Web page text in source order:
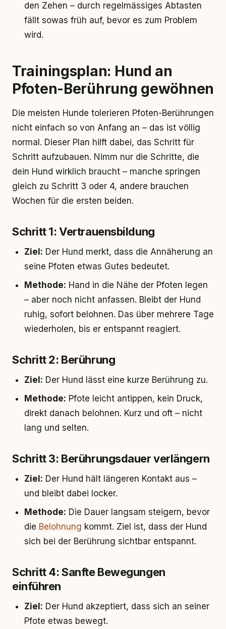
den Zehen – durch regelmässiges Abtasten
fällt sowas früh auf, bevor es zum Problem
wird.
Trainingsplan: Hund an
Pfoten-Berührung gewöhnen
Die meisten Hunde tolerieren Pfoten-Berührungen
nicht einfach so von Anfang an – das ist völlig
normal. Dieser Plan hilft dabei, das Schritt für
Schritt aufzubauen. Nimm nur die Schritte, die
dein Hund wirklich braucht – manche springen
gleich zu Schritt 3 oder 4, andere brauchen
Wochen für die ersten beiden.
Schritt 1: Vertrauensbildung
Ziel: Der Hund merkt, dass die Annäherung an
seine Pfoten etwas Gutes bedeutet.
Methode: Hand in die Nähe der Pfoten legen
– aber noch nicht anfassen. Bleibt der Hund
ruhig, sofort belohnen. Das über mehrere Tage
wiederholen, bis er entspannt reagiert.
Schritt 2: Berührung
Ziel: Der Hund lässt eine kurze Berührung zu.
Methode: Pfote leicht antippen, kein Druck,
direkt danach belohnen. Kurz und oft – nicht
lang und selten.
Schritt 3: Berührungsdauer verlängern
Ziel: Der Hund hält längeren Kontakt aus –
und bleibt dabei locker.
Methode: Die Dauer langsam steigern, bevor
die Belohnung kommt. Ziel ist, dass der Hund
sich bei der Berührung sichtbar entspannt.
Schritt 4: Sanfte Bewegungen
einführen
Ziel: Der Hund akzeptiert, dass sich an seiner
Pfote etwas bewegt.